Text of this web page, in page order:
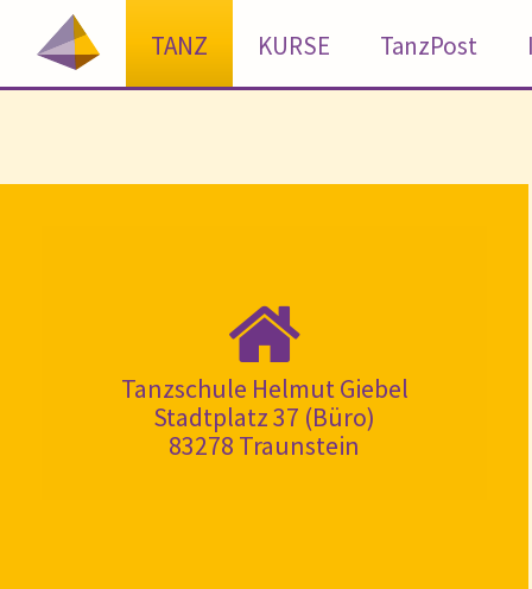
TANZ KURSE TanzPost
Tanzschule Helmut Giebel
Stadtplatz 37 (Büro)
83278 Traunstein